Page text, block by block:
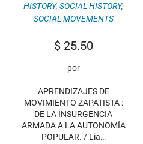
HISTORY, SOCIAL HISTORY,
SOCIAL MOVEMENTS
$25.50
por
APRENDIZAJES DE
MOVIMIENTO ZAPATISTA :
DE LA INSURGENCIA
ARMADA A LA AUTONOMÍA
POPULAR. / Lia…